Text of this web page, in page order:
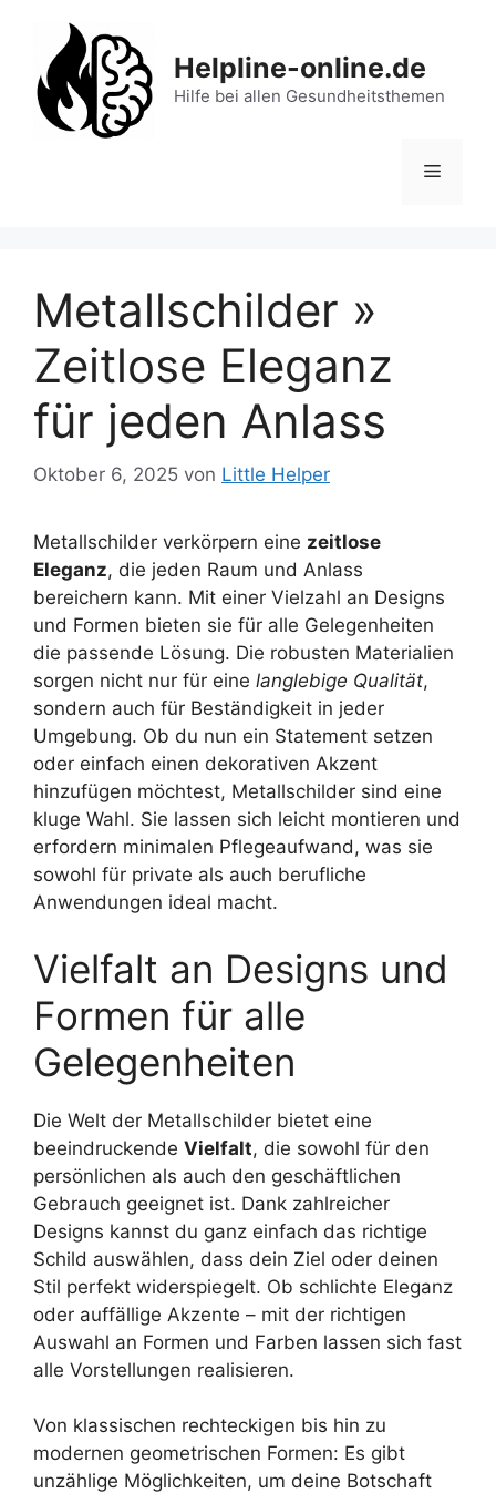
springen
Helpline-online.de
Hilfe bei allen Gesundheitsthemen
Menü
Metallschilder »
Zeitlose Eleganz
für jeden Anlass
Oktober 6, 2025 von Little Helper
Metallschilder verkörpern eine zeitlose
Eleganz, die jeden Raum und Anlass
bereichern kann. Mit einer Vielzahl an Designs
und Formen bieten sie für alle Gelegenheiten
die passende Lösung. Die robusten Materialien
sorgen nicht nur für eine langlebige Qualität,
sondern auch für Beständigkeit in jeder
Umgebung. Ob du nun ein Statement setzen
oder einfach einen dekorativen Akzent
hinzufügen möchtest, Metallschilder sind eine
kluge Wahl. Sie lassen sich leicht montieren und
erfordern minimalen Pflegeaufwand, was sie
sowohl für private als auch berufliche
Anwendungen ideal macht.
Vielfalt an Designs und
Formen für alle
Gelegenheiten
Die Welt der Metallschilder bietet eine
beeindruckende Vielfalt, die sowohl für den
persönlichen als auch den geschäftlichen
Gebrauch geeignet ist. Dank zahlreicher
Designs kannst du ganz einfach das richtige
Schild auswählen, dass dein Ziel oder deinen
Stil perfekt widerspiegelt. Ob schlichte Eleganz
oder auffällige Akzente – mit der richtigen
Auswahl an Formen und Farben lassen sich fast
alle Vorstellungen realisieren.
Von klassischen rechteckigen bis hin zu
modernen geometrischen Formen: Es gibt
unzählige Möglichkeiten, um deine Botschaft